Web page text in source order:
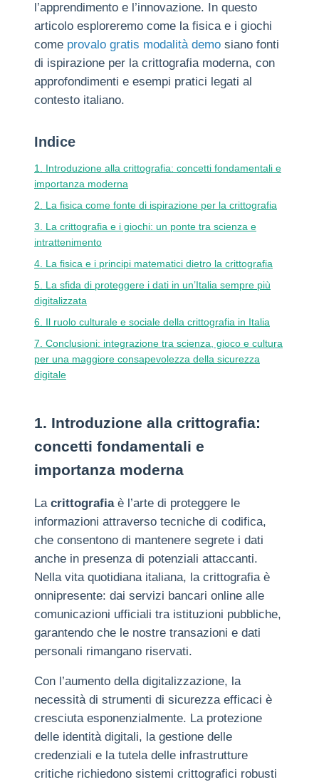
l’apprendimento e l’innovazione. In questo
articolo esploreremo come la fisica e i giochi
come provalo gratis modalità demo siano fonti
di ispirazione per la crittografia moderna, con
approfondimenti e esempi pratici legati al
contesto italiano.
Indice
1. Introduzione alla crittografia: concetti fondamentali e
importanza moderna
2. La fisica come fonte di ispirazione per la crittografia
3. La crittografia e i giochi: un ponte tra scienza e
intrattenimento
4. La fisica e i principi matematici dietro la crittografia
5. La sfida di proteggere i dati in un’Italia sempre più
digitalizzata
6. Il ruolo culturale e sociale della crittografia in Italia
7. Conclusioni: integrazione tra scienza, gioco e cultura
per una maggiore consapevolezza della sicurezza
digitale
1. Introduzione alla crittografia:
concetti fondamentali e
importanza moderna
La crittografiaè l’arte di proteggere le
informazioni attraverso tecniche di codifica,
che consentono di mantenere segrete i dati
anche in presenza di potenziali attaccanti.
Nella vita quotidiana italiana, la crittografia è
onnipresente: dai servizi bancari online alle
comunicazioni ufficiali tra istituzioni pubbliche,
garantendo che le nostre transazioni e dati
personali rimangano riservati.
Con l’aumento della digitalizzazione, la
necessità di strumenti di sicurezza efficaci è
cresciuta esponenzialmente. La protezione
delle identità digitali, la gestione delle
credenziali e la tutela delle infrastrutture
critiche richiedono sistemi crittografici robusti